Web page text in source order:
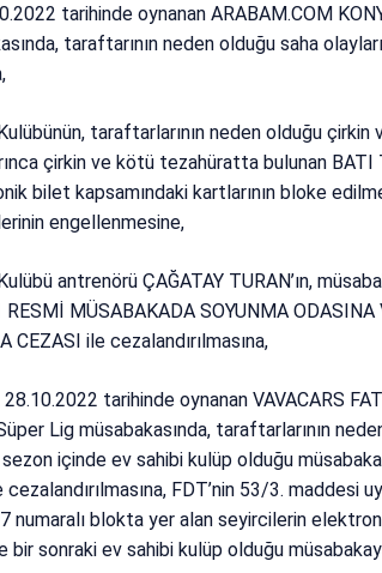
tarihinde oynanan ARABAM.COM
taraftarının neden olduğu saha
taraftarlarının neden olduğu çirkin
çirkin ve kötü tezahüratta bulunan BATI
bilet kapsamındaki kartlarının bloke
engellenmesine,
antrenörü ÇAĞATAY TURAN’ın,
MÜSABAKADA SOYUNMA ODASINA
CEZASI ile cezalandırılmasına,
tarihinde oynanan VAVACARS
Lig müsabakasında, taraftarlarının
içinde ev sahibi kulüp olduğu
FDT’nin 53/3. maddesi
numaralı blokta yer alan seyircilerin
bir sonraki ev sahibi kulüp olduğu